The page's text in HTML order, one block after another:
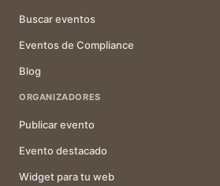
Buscar eventos
Eventos de Compliance
Blog
ORGANIZADORES
Publicar evento
Evento destacado
Widget para tu web